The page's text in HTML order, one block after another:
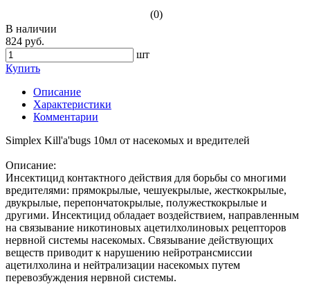
(0)
В наличии
824 руб.
шт
Купить
Описание
Характеристики
Комментарии
Simplex Kill'a'bugs 10мл от насекомых и вредителей
Описание:
Инсектицид контактного действия для борьбы со многими
вредителями: прямокрылые, чешуекрылые, жесткокрылые,
двукрылые, перепончатокрылые, полужесткокрылые и
другими. Инсектицид обладает воздействием, направленным
на связывание никотиновых ацетилхолиновых рецепторов
нервной системы насекомых. Связывание действующих
веществ приводит к нарушению нейротрансмиссии
ацетилхолина и нейтрализации насекомых путем
перевозбуждения нервной системы.